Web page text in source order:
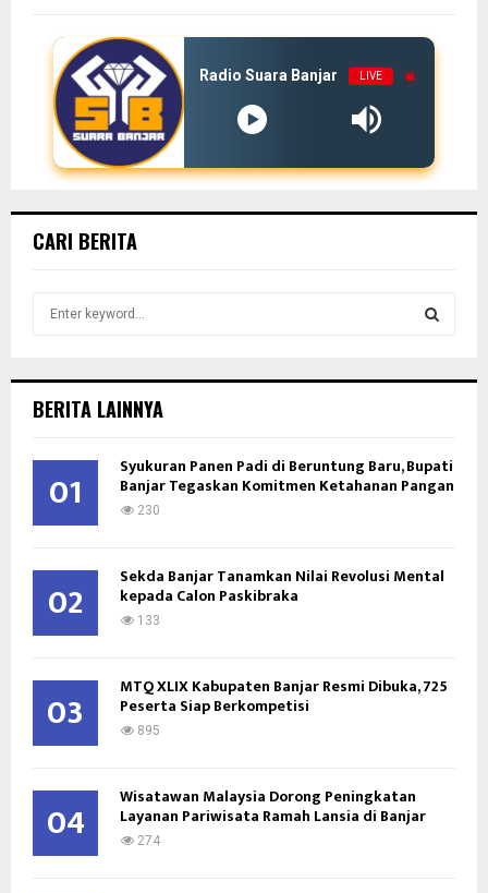
Radio Suara Banjar LIVE
CARI BERITA
h
o
R
H
BERITA LAINNYA
01 Syukuran Panen Padi di Beruntung Baru, Bupati
Banjar Tegaskan Komitmen Ketahanan Pangan
230
02 Sekda Banjar Tanamkan Nilai Revolusi Mental
kepada Calon Paskibraka
133
03 MTQ XLIX Kabupaten Banjar Resmi Dibuka, 725
Peserta Siap Berkompetisi
895
04 Wisatawan Malaysia Dorong Peningkatan
Layanan Pariwisata Ramah Lansia di Banjar
274